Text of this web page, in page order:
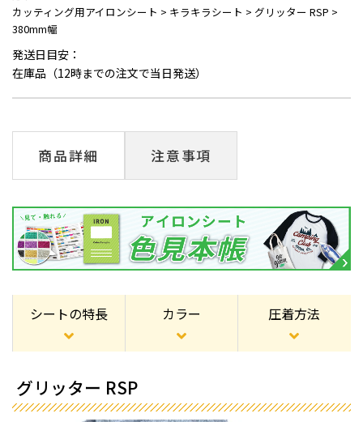
カッティング用アイロンシート > キラキラシート > グリッター RSP >
380mm幅
発送日目安：
在庫品（12時までの注文で当日発送）
商品詳細 注意事項
シートの特長 カラー 圧着方法
グリッター RSP